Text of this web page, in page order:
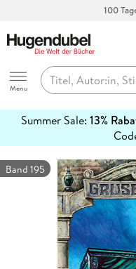
Hugendubel
Menu
Summer Sale: 13%
erfahren
Band 195